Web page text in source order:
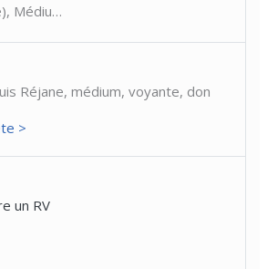
Médiu…
Réjane, médium, voyante, don
>
un RV